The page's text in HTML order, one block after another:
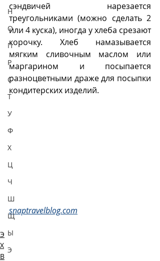
Н
О
П
Р
С
Т
У
Ф
Х
Ц
Ч
Ш
Щ
Ы
Э
сэндвичей нарезается
треугольниками (можно сделать 2
или 4 куска), иногда у хлеба срезают
корочку. Хлеб намазывается
мягким сливочным маслом или
маргарином и посыпается
разноцветными драже для посыпки
кондитерских изделий.
snaptravelblog.com
Э
Х
В